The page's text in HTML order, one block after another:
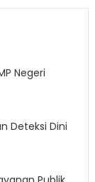
Negeri
Deteksi Dini